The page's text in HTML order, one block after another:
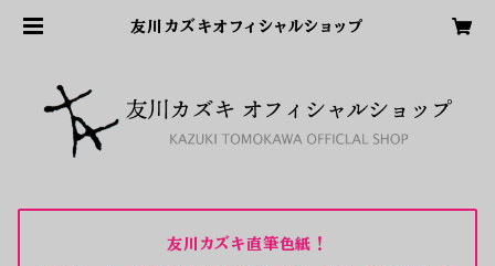
友川カズキオフィシャルショップ
友川カズキ直筆色紙！